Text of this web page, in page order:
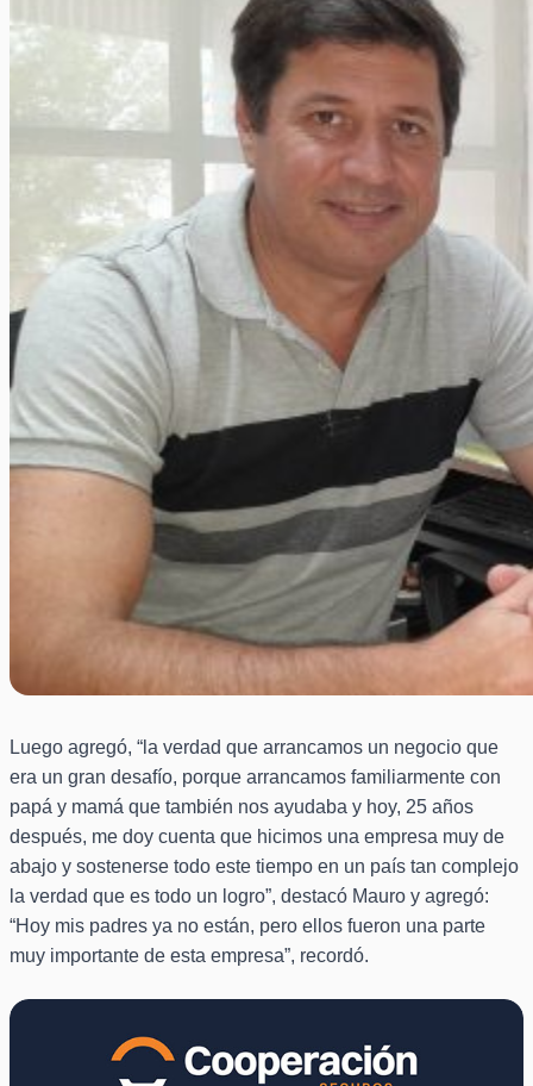
Luego agregó, “la verdad que arrancamos un negocio que
era un gran desafío, porque arrancamos familiarmente con
papá y mamá que también nos ayudaba y hoy, 25 años
después, me doy cuenta que hicimos una empresa muy de
abajo y sostenerse todo este tiempo en un país tan complejo
la verdad que es todo un logro”, destacó Mauro y agregó:
“Hoy mis padres ya no están, pero ellos fueron una parte
muy importante de esta empresa”, recordó.